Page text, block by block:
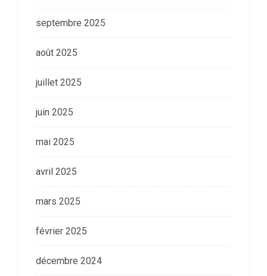
septembre 2025
août 2025
juillet 2025
juin 2025
mai 2025
avril 2025
mars 2025
février 2025
décembre 2024